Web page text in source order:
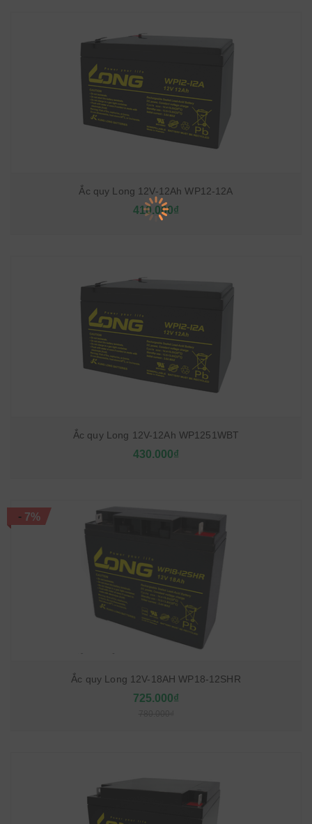
Ắc quy Long 12V-12Ah WP12-12A
410.000₫
Ắc quy Long 12V-12Ah WP1251WBT
430.000₫
- 7%
Ắc quy Long 12V-18AH WP18-12SHR
725.000₫